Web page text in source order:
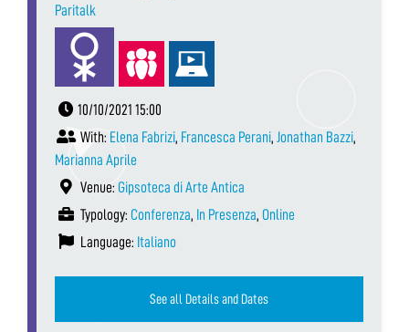
Paritalk
10/10/2021 15:00
With: Elena Fabrizi, Francesca Perani, Jonathan Bazzi,
Marianna Aprile
Venue: Gipsoteca di Arte Antica
Typology: Conferenza, In Presenza, Online
Language: Italiano
See all Details and Dates